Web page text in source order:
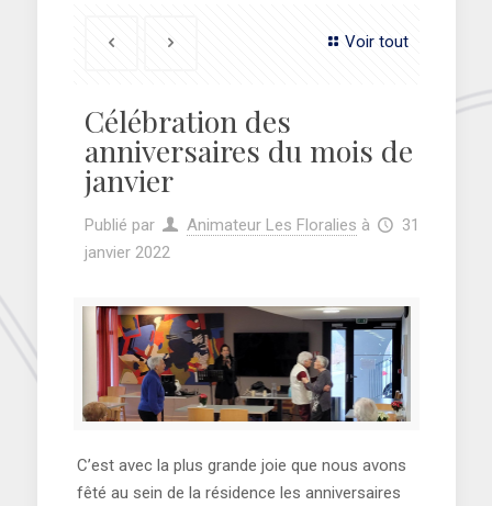
Voir tout
Célébration des
anniversaires du mois de
janvier
Publié par Animateur Les Floralies à
31
janvier 2022
C’est avec la plus grande joie que nous avons
fêté au sein de la résidence les anniversaires